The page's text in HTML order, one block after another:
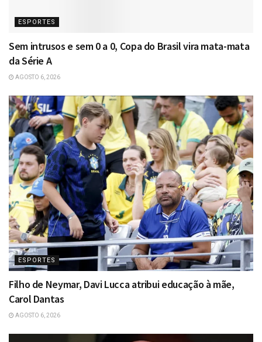
ESPORTES
Sem intrusos e sem 0 a 0, Copa do Brasil vira mata-mata
da Série A
AGOSTO 6, 2026
ESPORTES
Filho de Neymar, Davi Lucca atribui educação à mãe,
Carol Dantas
AGOSTO 6, 2026